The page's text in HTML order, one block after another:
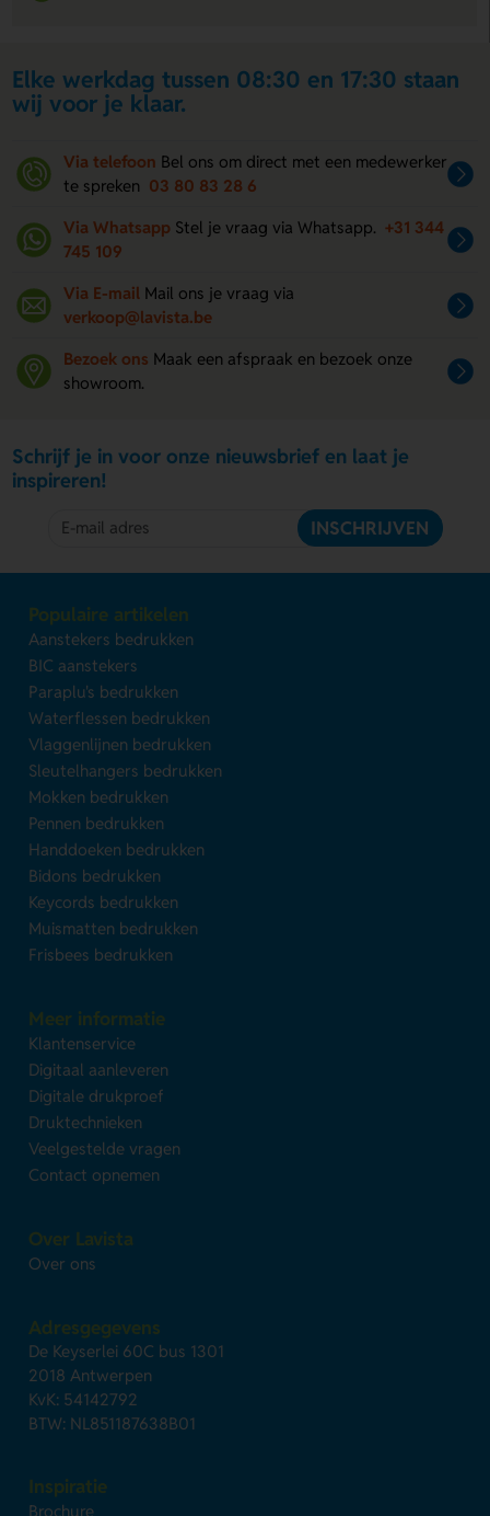
Elke werkdag tussen 08:30 en 17:30 staan
wij voor je klaar.
Via telefoon Bel ons om direct met een medewerker
te spreken 03 80 83 28 6
Via Whatsapp Stel je vraag via Whatsapp. +31 344
745 109
Via E-mail Mail ons je vraag via
verkoop@lavista.be
Bezoek ons Maak een afspraak en bezoek onze
showroom.
Schrijf je in voor onze nieuwsbrief en laat je
inspireren!
INSCHRIJVEN
Populaire artikelen
Aanstekers bedrukken
BIC aanstekers
Paraplu's bedrukken
Waterflessen bedrukken
Vlaggenlijnen bedrukken
Sleutelhangers bedrukken
Mokken bedrukken
Pennen bedrukken
Handdoeken bedrukken
Bidons bedrukken
Keycords bedrukken
Muismatten bedrukken
Frisbees bedrukken
Meer informatie
Klantenservice
Digitaal aanleveren
Digitale drukproef
Druktechnieken
Veelgestelde vragen
Contact opnemen
Over Lavista
Over ons
Adresgegevens
De Keyserlei 60C bus 1301
2018 Antwerpen
KvK: 54142792
BTW: NL851187638B01
Inspiratie
Brochure